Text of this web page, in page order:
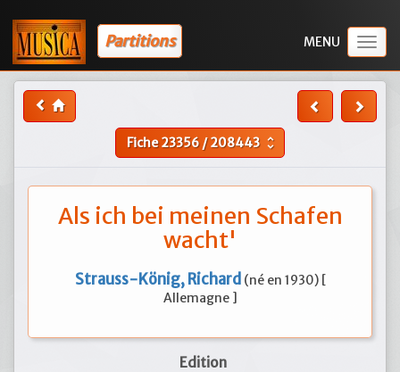
Partitions
Fiche23356/208443 unfold_more
Als ich bei meinen Schafen
wacht'
Strauss-König, Richard (né en 1930) [
Allemagne ]
Edition